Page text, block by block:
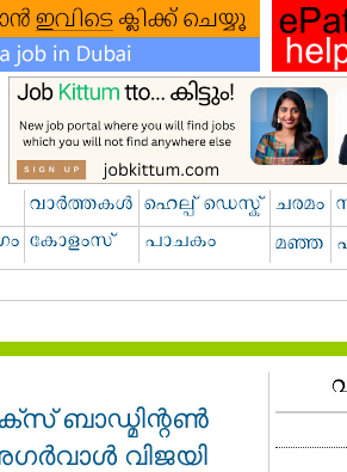
ബാഡ്മിന്റണ്‍
വിജയി